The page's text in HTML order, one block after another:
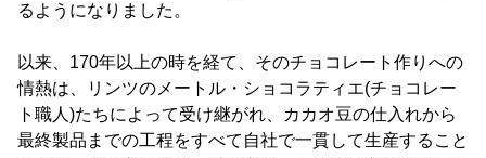
るようになりました。
以来、170年以上の時を経て、そのチョコレート作りへの
情熱は、リンツのメートル・ショコラティエ(チョコレー
ト職人)たちによって受け継がれ、カカオ豆の仕入れから
最終製品までの工程をすべて自社で一貫して生産すること